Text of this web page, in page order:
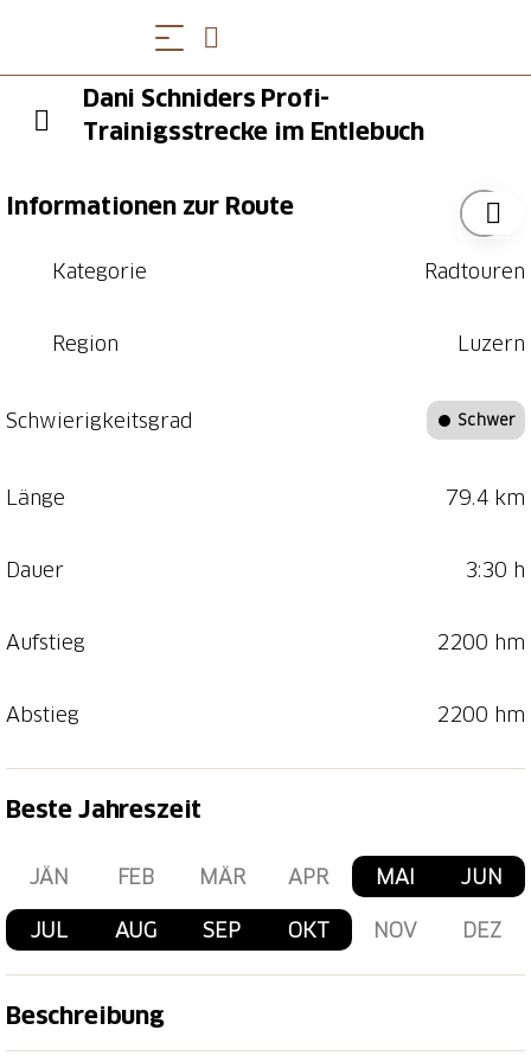
Dani Schniders Profi-
Trainigsstrecke im Entlebuch
Informationen zur Route
Kategorie Radtouren
Region Luzern
Schwierigkeitsgrad Schwer
Länge 79.4 km
Dauer 3:30 h
Aufstieg 2200 hm
Abstieg 2200 hm
Beste Jahreszeit
JÄN FEB MÄR APR MAI JUN
JUL AUG SEP OKT NOV DEZ
Beschreibung